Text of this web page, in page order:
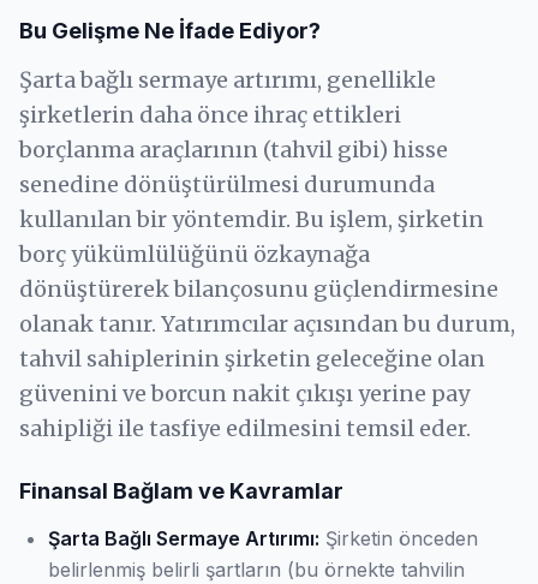
Bu Gelişme Ne İfade Ediyor?
Şarta bağlı sermaye artırımı, genellikle
şirketlerin daha önce ihraç ettikleri
borçlanma araçlarının (tahvil gibi) hisse
senedine dönüştürülmesi durumunda
kullanılan bir yöntemdir. Bu işlem, şirketin
borç yükümlülüğünü özkaynağa
dönüştürerek bilançosunu güçlendirmesine
olanak tanır. Yatırımcılar açısından bu durum,
tahvil sahiplerinin şirketin geleceğine olan
güvenini ve borcun nakit çıkışı yerine pay
sahipliği ile tasfiye edilmesini temsil eder.
Finansal Bağlam ve Kavramlar
Şarta Bağlı Sermaye Artırımı: Şirketin önceden
belirlenmiş belirli şartların (bu örnekte tahvilin